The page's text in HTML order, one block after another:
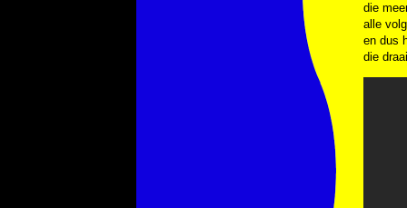
die
alle
en dus
die